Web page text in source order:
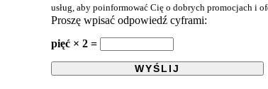
usług, aby poinformować Cię o dobrych promocjach i
Proszę wpisać odpowiedź cyframi:
pięć × 2 =